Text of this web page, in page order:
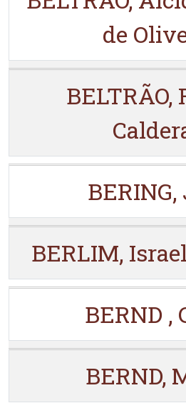
de
BELTRÃO,
BERING,
BERLIM,
BERND ,
BERND,